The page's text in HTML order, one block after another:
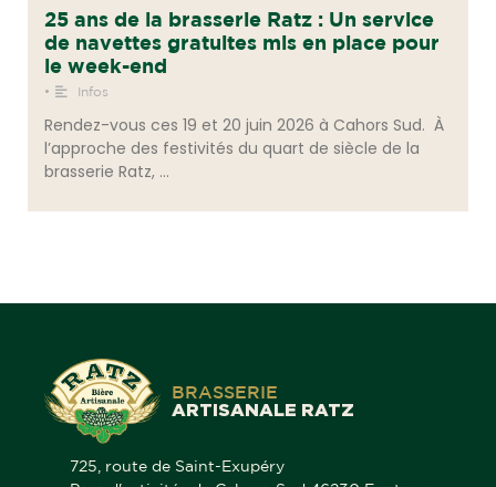
25 ans de la brasserie Ratz : Un service
de navettes gratuites mis en place pour
le week-end
• Infos
Rendez-vous ces 19 et 20 juin 2026 à Cahors Sud. À
l’approche des festivités du quart de siècle de la
brasserie Ratz, …
BRASSERIE
ARTISANALE RATZ
725, route de Saint-Exupéry